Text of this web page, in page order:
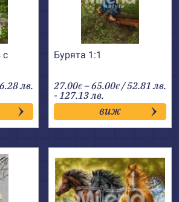
с
лв.
Бурята 1:1
27.00€ –65.00€Price
range:
27.00€
through
65.00€
/ 52.81 лв.
- 127.13 лв.
виж